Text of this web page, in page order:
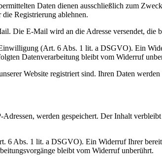
Daten dienen ausschließlich zum
Registrierung ablehnen.
Die E-Mail wird an die Adresse versendet, die
(Art. 6 Abs. 1 lit. a DSGVO). Ein
Datenverarbeitung bleibt vom Widerruf
Website registriert sind. Ihren Daten
werden gespeichert. Der Inhalt
6 Abs. 1 lit. a DSGVO). Ein Widerruf Ihrer
bleibt vom Widerruf unberührt.